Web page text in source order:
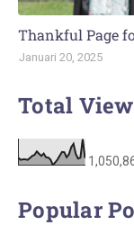
Thankful Page
Januari 20, 2025
Total
Popular